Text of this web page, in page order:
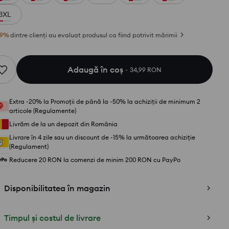
%dintre clienți au evaluat produsul ca fiind potrivit mărimii
Adaugă în coş 34,99 RON
Extra -20% la Promoții de până la -50% la achiziții de minimum 2
articole (Regulamente)
Livrăm de la un depozit din România
Livrare în 4 zile sau un discount de -15% la următoarea achiziție
(Regulament)
Reducere 20 RON la comenzi de minim 200 RON cu PayPo
Disponibilitatea în magazin
Timpul și costul de livrare